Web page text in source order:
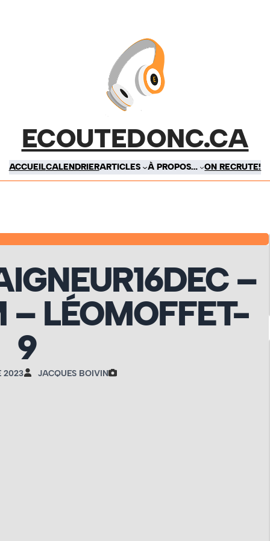
ECOUTEDONC.CA
ACCUEILCALENDRIERARTICLES À PROPOS… ON RECRUTE!
–
– LÉOMOFFET-
9
2023 JACQUES BOIVIN